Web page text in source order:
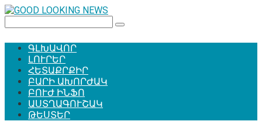
Перейти
контенту
ԳԼԽԱՎՈՐ
ԼՈՒՐԵՐ
ՀԵՏԱՔՐՔԻՐ
ԲԱՐԻ ԱԽՈՐԺԱԿ
ԲՈՒԺ ԻՆՖՈ
ԱՍՏՂԱԳՈՒՇԱԿ
ԹԵՍՏԵՐ